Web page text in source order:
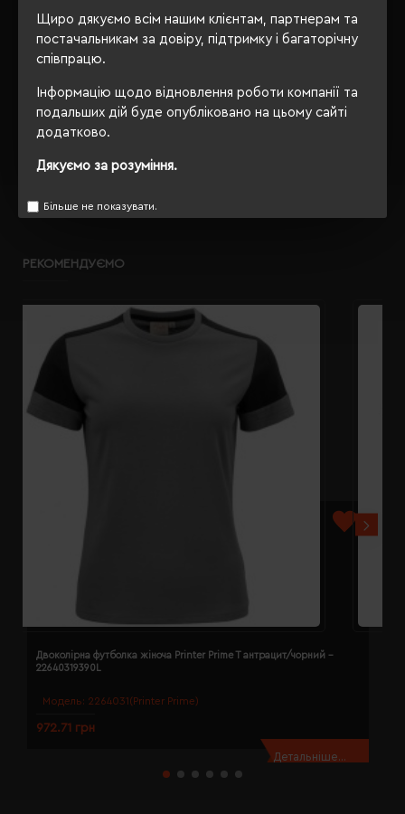
Щиро дякуємо всім нашим клієнтам, партнерам та
постачальникам за довіру, підтримку і багаторічну
співпрацю.
Інформацію щодо відновлення роботи компанії та
подальших дій буде опубліковано на цьому сайті
додатково.
Дякуємо за розуміння.
Більше не показувати.
Сертифікація
OEKO-TEX® Standard 100,
PETA-Approved Vegan
ОПИС
ВІДГУКИ
РЕКОМЕНДУЄМО
Модель: 2264031(Printer Prime)
Двоколірна футболка жіноча Printer Prime T антрацит/чорний -
22640319390L
972.71 грн
Детальніше...